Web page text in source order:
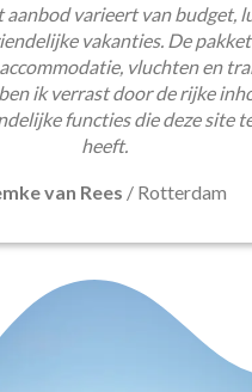
aanbod varieert van budget,
vakanties. De
vluchten en
ik verrast door de rijke
functies die deze site
heeft.
van Rees / Rotterdam